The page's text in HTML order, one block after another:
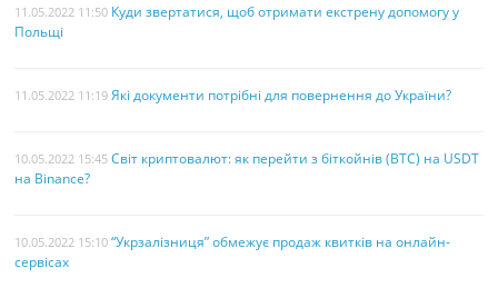
11.05.2022 11:50 Куди звертатися, щоб отримати екстрену допомогу у
Польщі
11.05.2022 11:19 Які документи потрібні для повернення до України?
10.05.2022 15:45 Світ криптовалют: як перейти з біткойнів (BTC) на USDT
на Binance?
10.05.2022 15:10 “Укрзалізниця” обмежує продаж квитків на онлайн-
сервісах